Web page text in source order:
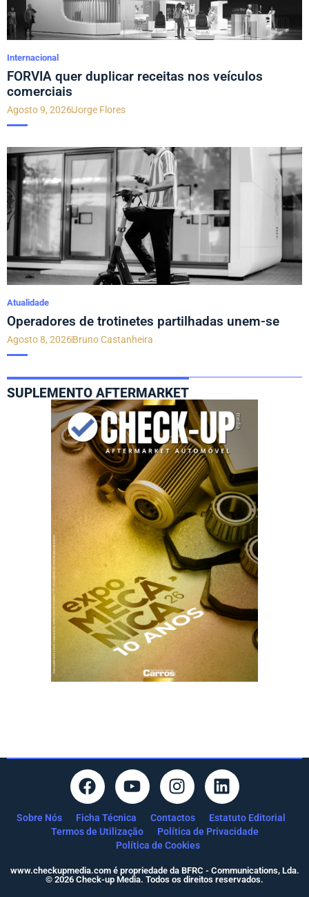
Internacional
FORVIA quer duplicar receitas nos veículos
comerciais
Agosto 9, 2026Jorge Flores
Atualidade
Operadores de trotinetes partilhadas unem-se
Agosto 8, 2026Bruno Castanheira
SUPLEMENTO AFTERMARKET
Sobre Nós Ficha Técnica Contactos
Estatuto Editorial
Termos de Utilização
Política de Privacidade
Política de Cookies
www.checkupmedia.com é propriedade da BFRC - Communications, Lda.
© 2026 Check-up Media. Todos os direitos reservados.